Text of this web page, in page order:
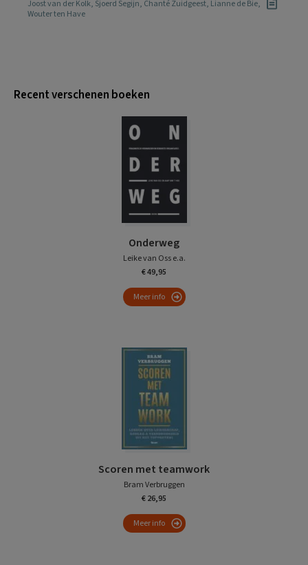
Joost van der Kolk, Sjoerd Segijn, Chanté Zuidgeest, Lianne de Bie,
Wouter ten Have
Recent verschenen boeken
Onderweg
Leike van Oss e.a.
€ 49,95
Meer info
Scoren met teamwork
Bram Verbruggen
€ 26,95
Meer info